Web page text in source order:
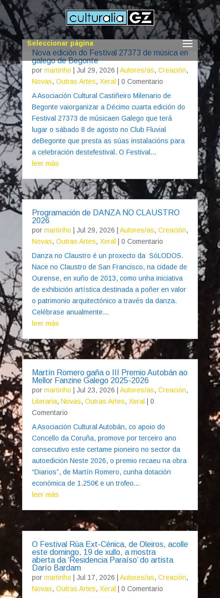
Seleccionar página
Nova edición do Festival 27373 de música en
galego de Begonte
por martinho Jul 29, 2026 Autores/as, Creación,
Novas, Outras Artes, Xeral
| 0 Comentario
A Asociación Cultural Castiñeiro Milenario de
Begonte vaiorganizar a Décimo cuarta edición do
Festival 27373 de músicaen Galego que terá
lugar o sábado 8 de agosto no Club Fluvial
deBegonte que presta as súas instalacións para
a celebración destefestival. O Festival...
leer más
Programación de DANZA NO CLAUSTRO
2026
por martinho Jul 29, 2026 Autores/as, Creación,
Novas, Outras Artes, Xeral
| 0 Comentario
Danza no Claustro é un proxecto da SóLODOS.
Nace no Claustro de San Francisco, na cidade de
Ourense, en xuño de 2013, como unha iniciativa
de exhibición artística destinada a poñer en valor
o patrimonio arquitectónico a través da danza.
Celébrase anualmente...
leer más
Martín Romero gaña o III Premio Autobán ao
Mellor Fanzine Galego 2025-2026
por martinho Jul 23, 2026 Autores/as, Creación,
Literaria, Novas, Outras Artes, Xeral
| 0
Comentario
A Asociación Cultural Autobán, co apoio do
Concello da Coruña, promove por terceiro ano
consecutivo este certame pioneiro no sector da
autoedición Neste 2026, o premio recaeu na obra
“Diarios”, de Martín Romero, cunha dotación
económica de 1.250€ e un trofeo...
leer más
O Festival Rúa Ext-Cénica, de Oleiros, acolle
este domingo, 19 de xullo, a mostra
aberta da ‘Residencia Paraíso’ do artista
Darío Bardam
por martinho Jul 17, 2026 Autores/as, Creación,
Novas, Outras Artes, Xeral
| 0 Comentario